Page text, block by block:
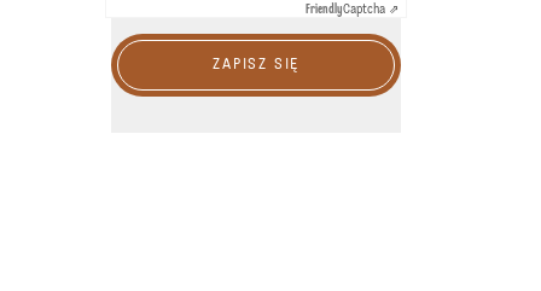
FriendlyCaptcha ⇗
ZAPISZ SIĘ